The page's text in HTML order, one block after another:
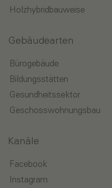
Holzhybridbauweise
Gebäudearten
Bürogebäude
Bildungsstätten
Gesundheitssektor
Geschosswohnungsbau
Kanäle
Facebook
Instagram